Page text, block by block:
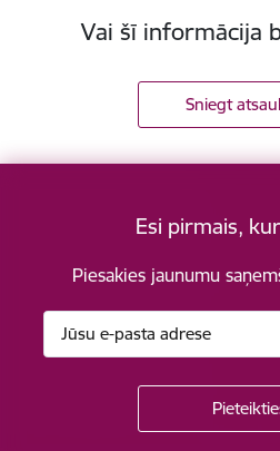
Vai šī informācija
Sniegt
Esi pirmais,
Piesakies jaunumu